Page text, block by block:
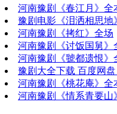
河南豫剧《春江月》全
豫剧电影《泪洒相思地
河南豫剧《拷红》全场
河南豫剧《讨饭国舅》
河南豫剧《虢都遗恨》
豫剧大全下载 百度网
河南豫剧《桃花庵》全
河南豫剧《情系青要山